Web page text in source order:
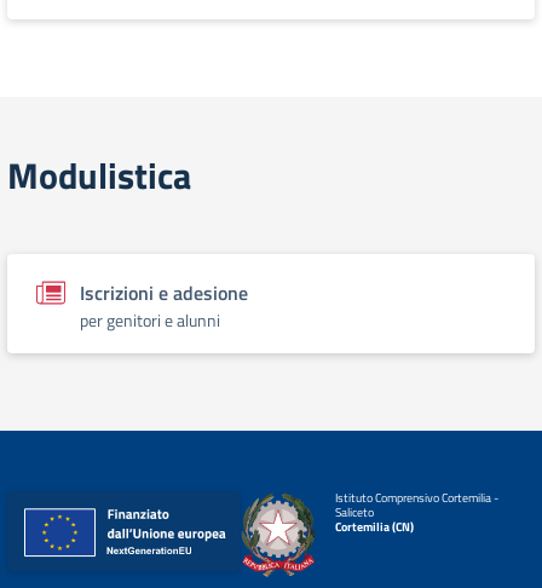
Modulistica
Iscrizioni e adesione
per genitori e alunni
Istituto Comprensivo Cortemilia -
Saliceto
Cortemilia (CN)